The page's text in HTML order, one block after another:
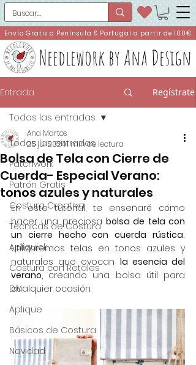
Needlework by Ana Design
Envío Gratis a Península & Portugal a partir de 100€
Entrada Regístrate
Todas las entradas
Patchwork
Patrón Gratis
Costura Creativa
Técnicas de Costura
Apliquick
Costura con Retales
DIY
Aplique
Básicos de Costura
Navidad
Todas las entradas
Bolsa de Tela con Cierre de
Cuerda- Especial Verano:
tonos azules y naturales
Ana Martos
25 jul 20241 min de lectura
En este tutorial, te enseñaré cómo
hacer una preciosa bolsa de tela con
un cierre hecho con cuerda rústica.
Utilizaremos telas en tonos azules y
naturales que evocan la esencia del
verano, creando una bolsa útil para
cualquier ocasión.